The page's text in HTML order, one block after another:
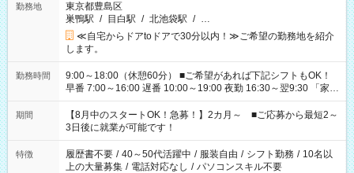
勤務地
東京都豊島区
巣鴨駅 / 目白駅 / 北池袋駅 / …
≪自宅からドアtoドアで30分以内！≫ご希望の勤務地を紹介
します。
勤務時間
9:00～18:00（休憩60分） ■ご希望があれば下記シフトもOK！
早番 7:00～16:00 遅番 10:00～19:00 夜勤 16:30～翌9:30 「家族
と休みを合わせたい」 「余裕を持って夕飯の準備がしたい」
「できれば残業はしたくない」 など、ご希望を教えてください
ね。 ※Wワーク希望の方へ 今ご覧のお仕事で希望する勤務時間
と、もう1つのお仕事の勤務時間。 合計で週40時間を超える場
合は応募できません。
期間
【8月中のスタートOK！急募！】2カ月～ ■ご応募から最短2～
3日後に就業が可能です！
特徴 履歴書不要 / 40～50代活躍中 / 服装自由 / シフト勤務 / 10名以
上の大量募集 / 電話対応なし / パソコンスキル不要